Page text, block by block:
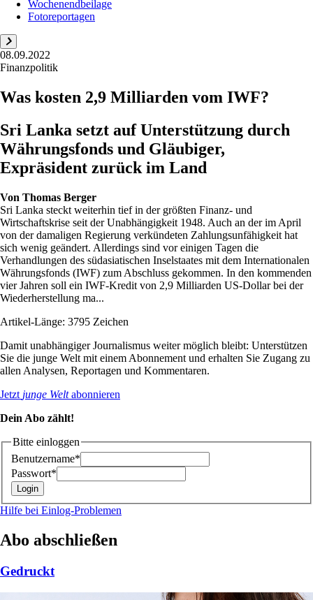
Wochenendbeilage
Fotoreportagen
08.09.2022
Finanzpolitik
Was kosten 2,9 Milliarden vom IWF?
Sri Lanka setzt auf Unterstützung durch
Währungsfonds und Gläubiger,
Expräsident zurück im Land
Von Thomas Berger
Sri Lanka steckt weiterhin tief in der größten Finanz- und
Wirtschaftskrise seit der Unabhängigkeit 1948. Auch an der im April
von der damaligen Regierung verkündeten Zahlungsunfähigkeit hat
sich wenig geändert. Allerdings sind vor einigen Tagen die
Verhandlungen des südasiatischen Inselstaates mit dem Internationalen
Währungsfonds (IWF) zum Abschluss gekommen. In den kommenden
vier Jahren soll ein IWF-Kredit von 2,9 Milliarden US-Dollar bei der
Wiederherstellung ma...
Artikel-Länge: 3795 Zeichen
Damit unabhängiger Journalismus weiter möglich bleibt: Unterstützen
Sie die junge Welt mit einem Abonnement und erhalten Sie Zugang zu
allen Analysen, Reportagen und Kommentaren.
Jetzt junge Weltabonnieren
Dein Abo zählt!
Bitte einloggen
Benutzername*
Passwort*
Hilfe bei Einlog-Problemen
Abo abschließen
Gedruckt